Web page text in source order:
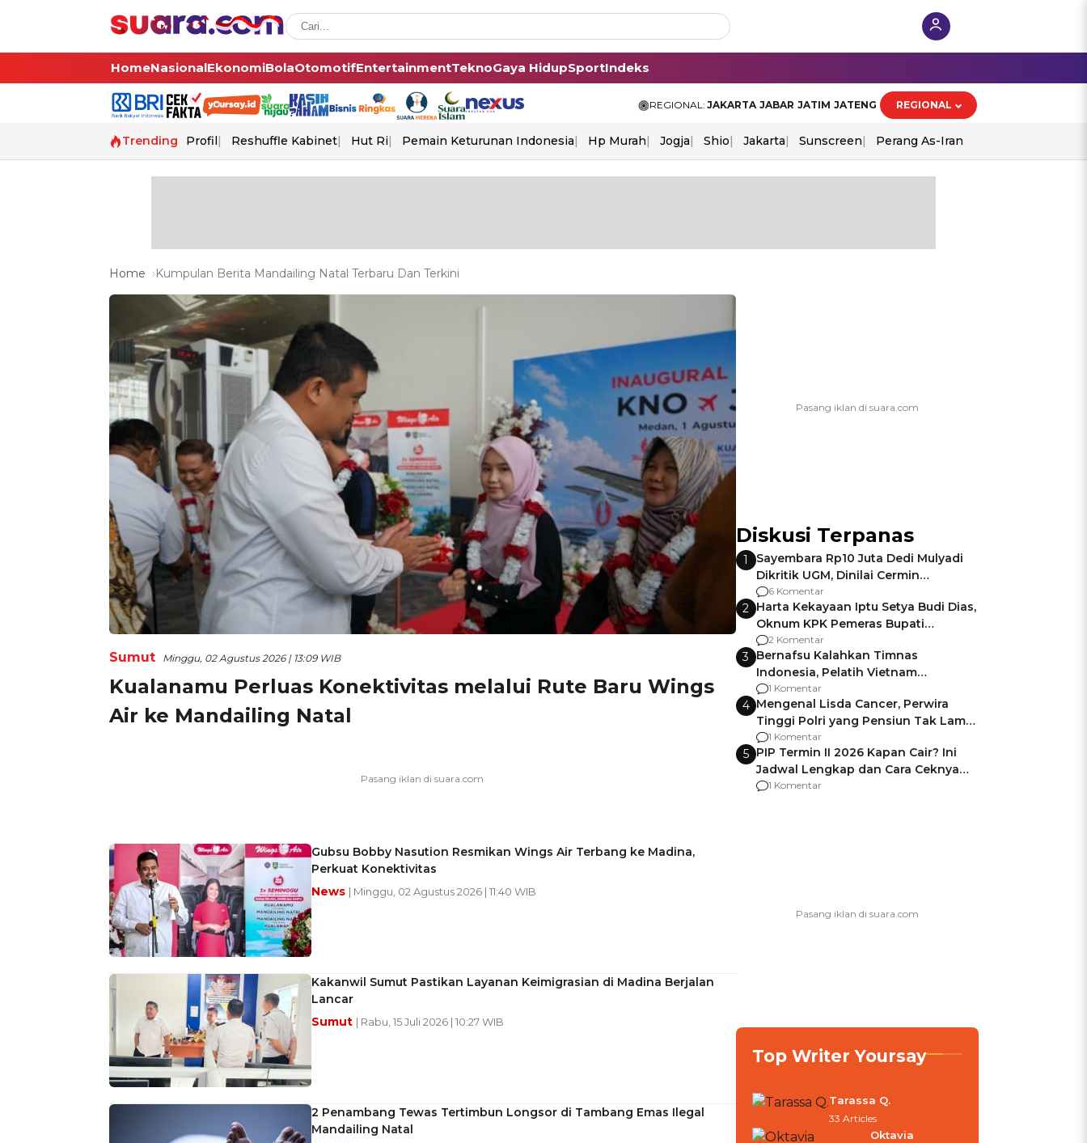
HomeNasionalEkonomiBolaOtomotifEntertainmentTeknoGaya HidupSportIndeks
REGIONAL: JAKARTA JABAR JATIM JATENG REGIONAL
Trending Profil Reshuffle Kabinet Hut Ri Pemain Keturunan Indonesia Hp Murah Jogja Shio Jakarta Sunscreen Perang As-Iran
Home Kumpulan Berita Mandailing Natal Terbaru Dan Terkini
Sumut Minggu, 02 Agustus 2026 | 13:09 WIB
Kualanamu Perluas Konektivitas melalui Rute Baru Wings
Air ke Mandailing Natal
Gubsu Bobby Nasution Resmikan Wings Air Terbang ke Madina,
Perkuat Konektivitas
News | Minggu, 02 Agustus 2026 | 11:40 WIB
Kakanwil Sumut Pastikan Layanan Keimigrasian di Madina Berjalan
Lancar
Sumut | Rabu, 15 Juli 2026 | 10:27 WIB
2 Penambang Tewas Tertimbun Longsor di Tambang Emas Ilegal
Mandailing Natal
Diskusi Terpanas
1
Sayembara Rp10 Juta Dedi Mulyadi
Dikritik UGM, Dinilai Cermin
Gagalnya Negara Jamin Keamanan
6 Komentar
2 Harta Kekayaan Iptu Setya Budi Dias,
Oknum KPK Pemeras Bupati
Pemalang
2 Komentar
3 Bernafsu Kalahkan Timnas
Indonesia, Pelatih Vietnam
Berencana Pakai Jimat di Pakansari
1 Komentar
4 Mengenal Lisda Cancer, Perwira
Tinggi Polri yang Pensiun Tak Lama
Usai Jadi Brigjen
1 Komentar
5 PIP Termin II 2026 Kapan Cair? Ini
Jadwal Lengkap dan Cara Ceknya
agar Dana Tidak Hangus!
1 Komentar
Top Writer Yoursay
Tarassa Q.
33 Articles
Oktavia